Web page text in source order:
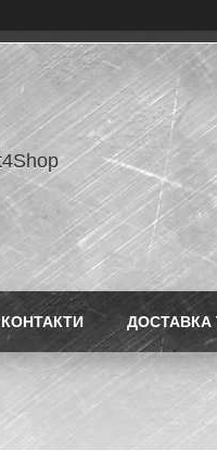
КОНТАКТИ ДОСТАВКА